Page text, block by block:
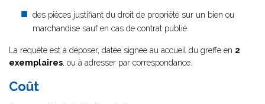
des pièces justifiant du droit de propriété sur un bien ou
marchandise sauf en cas de contrat publié
La requête est à déposer, datée signée au accueil du greffe en 2
exemplaires, ou à adresser par correspondance.
Coût